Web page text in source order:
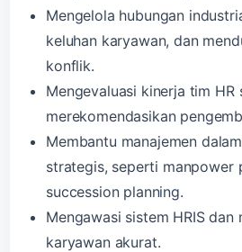
Mengelola hubungan
keluhan karyawan, dan
konflik.
Mengevaluasi kinerja tim HR
merekomendasikan
Membantu manajemen
strategis, seperti manpower
succession planning.
Mengawasi sistem HRIS dan
karyawan akurat.